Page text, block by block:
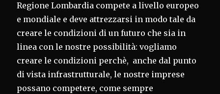
Regione Lombardia compete a livello europeo
e mondiale e deve attrezzarsi in modo tale da
creare le condizioni di un futuro che sia in
linea con le nostre possibilità: vogliamo
creare le condizioni perchè, anche dal punto
di vista infrastrutturale, le nostre imprese
possano competere, come sempre